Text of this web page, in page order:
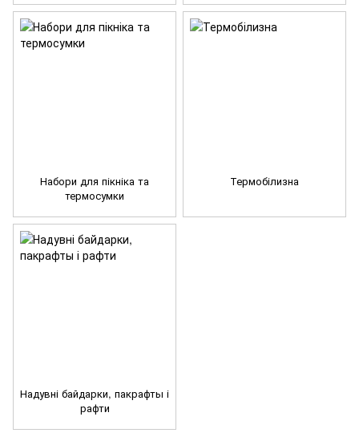
Набори для пікніка та
термосумки
Термобілизна
Надувні байдарки, пакрафты і
рафти